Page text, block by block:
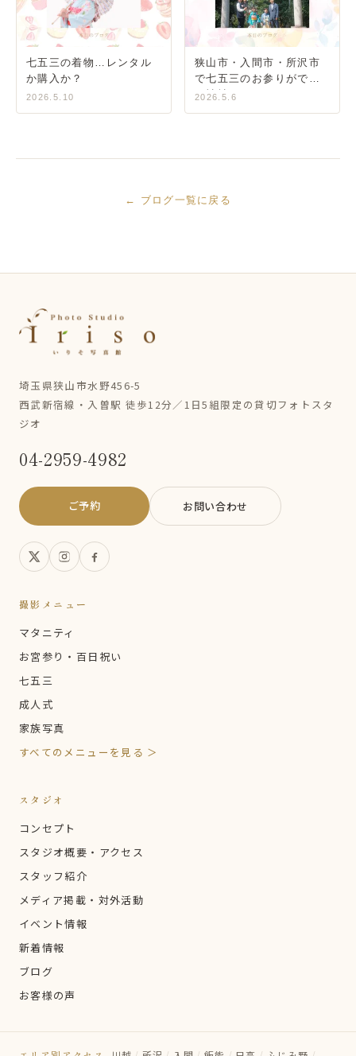
七五三の着物…レンタル
か購入か？
2026.5.10
狭山市・入間市・所沢市
で七五三のお参りができ
る神社
2026.5.6
← ブログ一覧に戻る
埼玉県狭山市水野456-5
西武新宿線・入曽駅 徒歩12分／1日5組限定の貸切フォトスタ
ジオ
04-2959-4982
ご予約 お問い合わせ
撮影メニュー
マタニティ
お宮参り・百日祝い
七五三
成人式
家族写真
すべてのメニューを見る ＞
スタジオ
コンセプト
スタジオ概要・アクセス
スタッフ紹介
メディア掲載・対外活動
イベント情報
新着情報
ブログ
お客様の声